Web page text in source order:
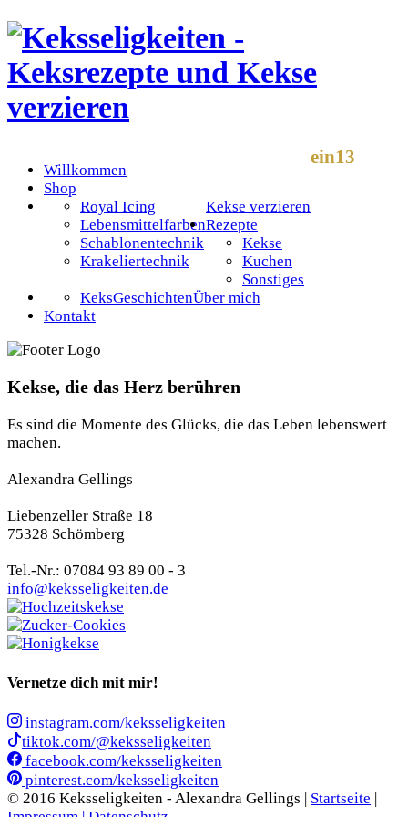
Willkommen
Shop
Kekse verzieren
Royal Icing
Lebensmittelfarben
Schablonentechnik
Krakeliertechnik
Rezepte
Kekse
Kuchen
Sonstiges
Über mich
KeksGeschichten
Kontakt
ein13
Kekse, die das Herz berühren
Es sind die Momente des Glücks, die das Leben lebenswert
machen.
Alexandra Gellings
Liebenzeller Straße 18
75328 Schömberg
Tel.-Nr.: 07084 93 89 00 - 3
info@keksseligkeiten.de
Vernetze dich mit mir!
instagram.com/keksseligkeiten
tiktok.com/@keksseligkeiten
facebook.com/keksseligkeiten
pinterest.com/keksseligkeiten
© 2016 Keksseligkeiten - Alexandra Gellings | Startseite |